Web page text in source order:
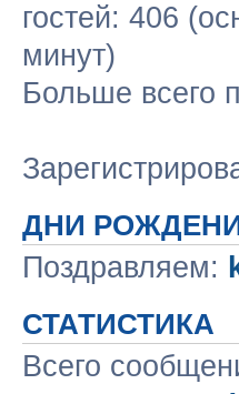
гостей: 406
минут)
Больше всего
ДНИ
Поздравляем:
СТАТИСТИКА
Всего